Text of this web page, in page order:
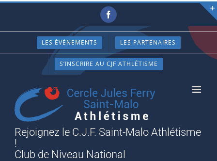
Passer
contenu
Facebook
LES ÉVÈNEMENTS LES PARTENAIRES
S’INSCRIRE AU CJF ATHLÉTISME
Rejoignez le C.J.F. Saint-Malo Athlétisme
!
Club de Niveau National